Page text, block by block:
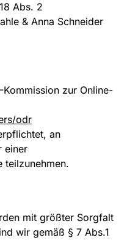
Abs. 2
& Anna Schneider
zur Online-
odr
an
einer
teilzunehmen.
mit größter Sorgfalt
wir gemäß § 7 Abs.1